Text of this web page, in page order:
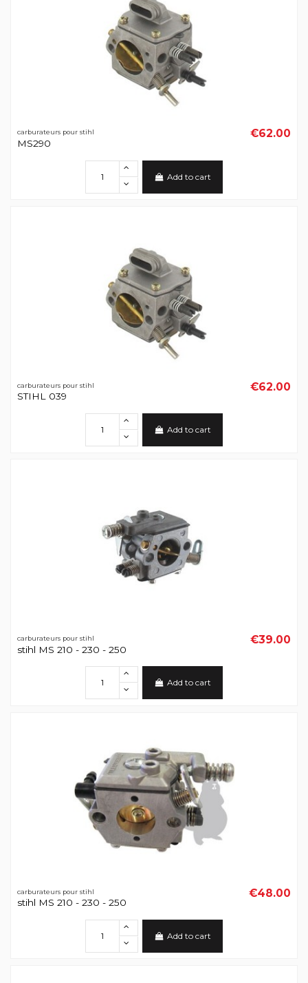
carburateurs pour stihl
MS290
€62.00
Add to cart
carburateurs pour stihl
STIHL 039
€62.00
Add to cart
carburateurs pour stihl
stihl MS 210 - 230 - 250
€39.00
Add to cart
carburateurs pour stihl
stihl MS 210 - 230 - 250
€48.00
Add to cart